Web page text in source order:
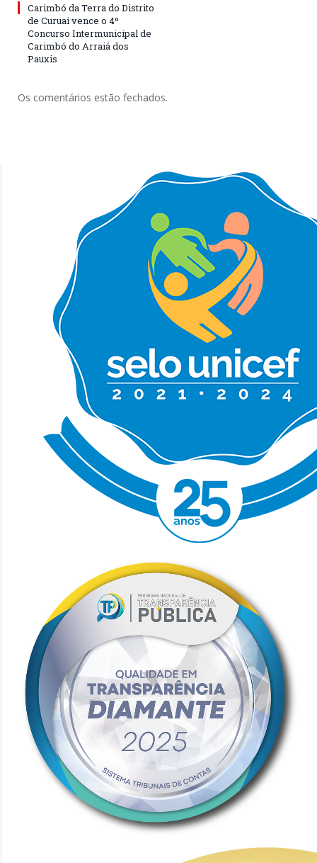
Carimbó da Terra do Distrito
de Curuai vence o 4º
Concurso Intermunicipal de
Carimbó do Arraiá dos
Pauxis
Os comentários estão fechados.